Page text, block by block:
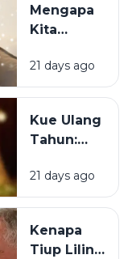
Merasa
Sedih Saat
Tahun?
Mengapa
Kita
Mendapat
Ucapan
Tahun?
21 days ago
Kue Ulang
Tahun:
Tradisi Ini
Berawal?
21 days ago
Kenapa
Tiup Lilin